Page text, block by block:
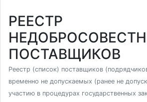
РЕЕСТР
ПОСТАВЩИКОВ
Реестр (список) поставщиков
временно не допускаемых (ранее не
участию в процедурах государственных